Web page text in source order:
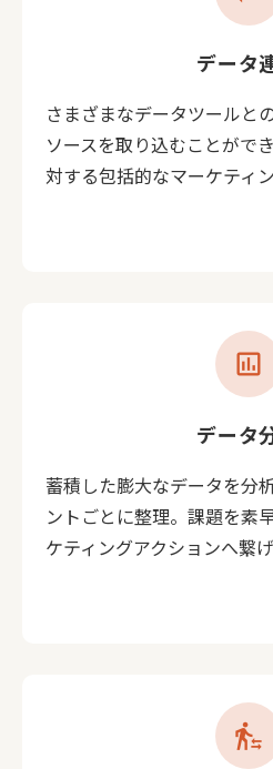
データ
さまざまなデータツールと
ソースを取り込むことがで
対する包括的なマーケティ
insert_chart
データ
蓄積した膨大なデータを分
ントごとに整理。課題を素
ケティングアクションへ繋げ
transfer_within_a_station